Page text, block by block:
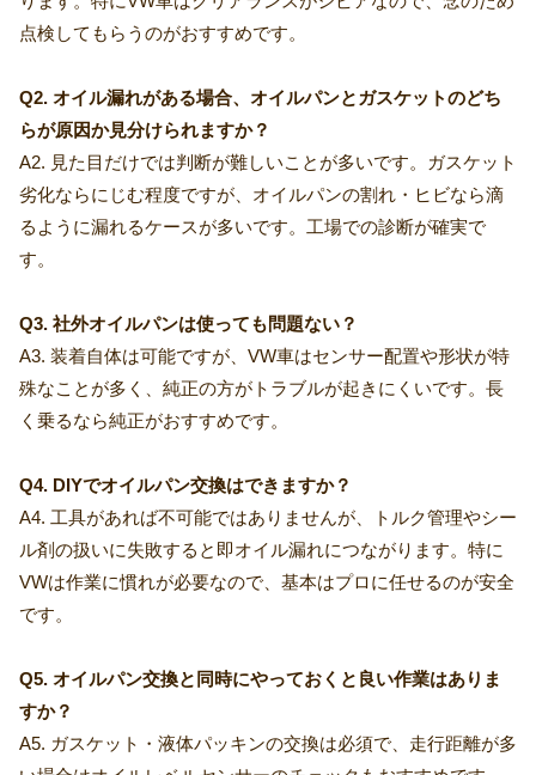
点検してもらうのがおすすめです。
Q2. オイル漏れがある場合、オイルパンとガスケットのどち
らが原因か見分けられますか？
A2. 見た目だけでは判断が難しいことが多いです。ガスケット
劣化ならにじむ程度ですが、オイルパンの割れ・ヒビなら滴
るように漏れるケースが多いです。工場での診断が確実で
す。
Q3. 社外オイルパンは使っても問題ない？
A3. 装着自体は可能ですが、VW車はセンサー配置や形状が特
殊なことが多く、純正の方がトラブルが起きにくいです。長
く乗るなら純正がおすすめです。
Q4. DIYでオイルパン交換はできますか？
A4. 工具があれば不可能ではありませんが、トルク管理やシー
ル剤の扱いに失敗すると即オイル漏れにつながります。特に
VWは作業に慣れが必要なので、基本はプロに任せるのが安全
です。
Q5. オイルパン交換と同時にやっておくと良い作業はありま
すか？
A5. ガスケット・液体パッキンの交換は必須で、走行距離が多